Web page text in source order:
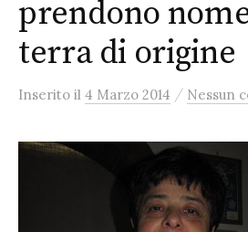
prendono
terra di origine
Inserito il 4 Marzo 2014 / Nessun